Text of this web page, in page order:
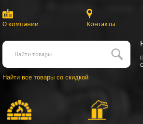
О компании Контакты
Найти все товары со скидкой